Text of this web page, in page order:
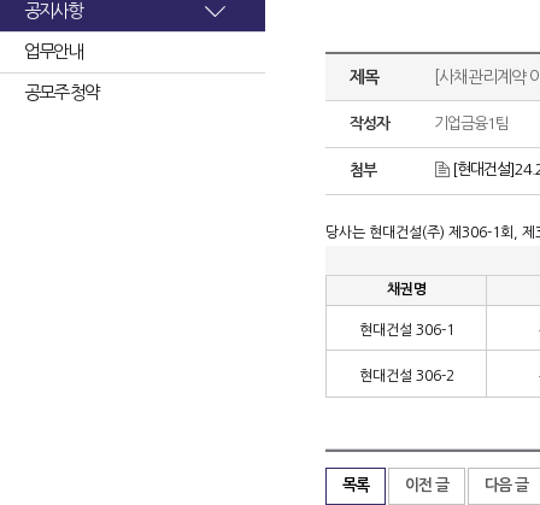
공지사항
업무안내
공모주 청약
제목 [사채관리계약
작성자 기업금융1팀
첨부 [현대건설
당사는 현대건설(주) 제 306-1 회 제
채권명
현대건설 306-1
현대건설 306-2
목록 이전 글 다음 글